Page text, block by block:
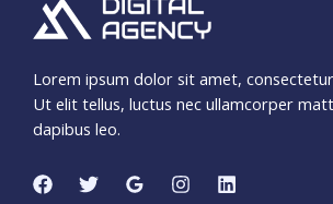
Lorem ipsum dolor sit amet,
Ut elit tellus, luctus nec ullamcorper
dapibus leo.